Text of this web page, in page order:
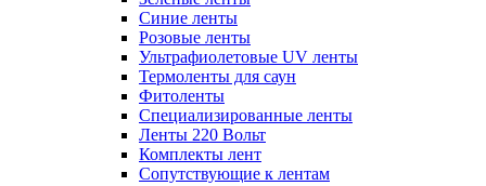
Синие ленты
Розовые ленты
Ультрафиолетовые UV ленты
Термоленты для саун
Фитоленты
Специализированные ленты
Ленты 220 Вольт
Комплекты лент
Сопутствующие к лентам